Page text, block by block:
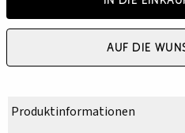
Auf die
Produktinformationen